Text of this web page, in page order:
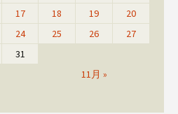
11月 »
17 18 19
20
24 25 26
27
31